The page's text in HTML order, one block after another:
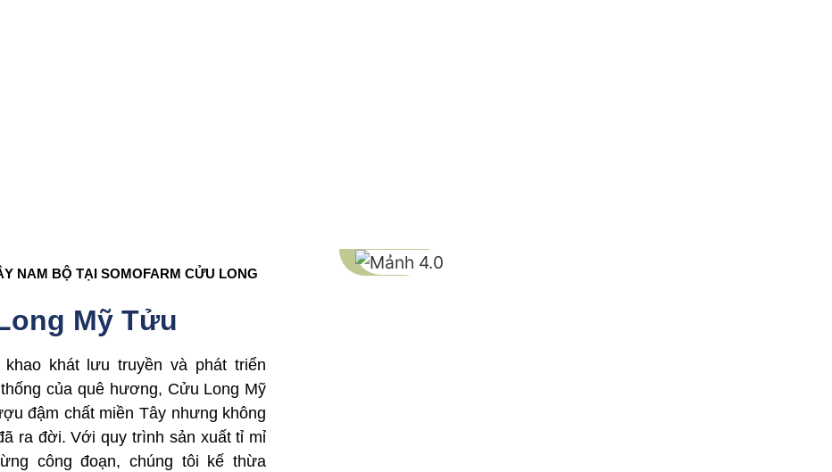
NAM BỘ TẠI SOMOFARM CỬU LONG
Mỹ Tửu
khát lưu truyền và phát triển
của quê hương, Cửu Long Mỹ
đậm chất miền Tây nhưng không
ra đời. Với quy trình sản xuất tỉ mỉ
công đoạn, chúng tôi kế thừa